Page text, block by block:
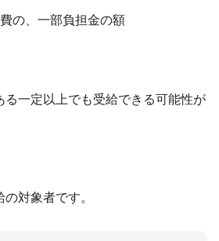
の、一部負担金の額
る一定以上でも受給できる可能性が
対象者です。